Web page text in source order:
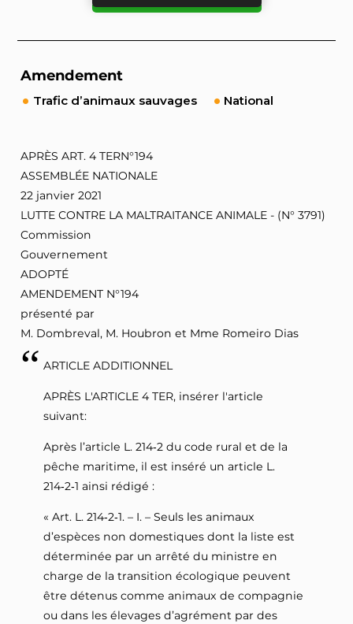
Amendement
Trafic d’animaux sauvages National
APRÈS ART. 4 TERN°194
ASSEMBLÉE NATIONALE
22 janvier 2021
LUTTE CONTRE LA MALTRAITANCE ANIMALE - (N° 3791)
Commission
Gouvernement
ADOPTÉ
AMENDEMENT N°194
présenté par
M. Dombreval, M. Houbron et Mme Romeiro Dias
ARTICLE ADDITIONNEL
APRÈS L'ARTICLE 4 TER, insérer l'article
suivant:
Après l’article L. 214‑2 du code rural et de la
pêche maritime, il est inséré un article L.
214‑2‑1 ainsi rédigé :
« Art. L. 214‑2‑1. – I. – Seuls les animaux
d’espèces non domestiques dont la liste est
déterminée par un arrêté du ministre en
charge de la transition écologique peuvent
être détenus comme animaux de compagnie
ou dans les élevages d’agrément par des